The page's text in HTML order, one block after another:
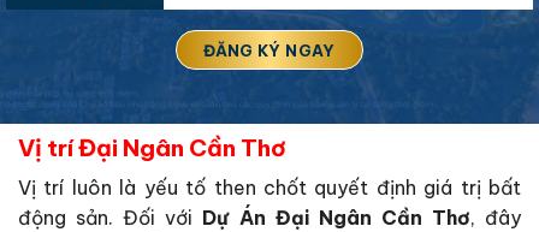
Vị trí Đại Ngân Cần Thơ
Vị trí luôn là yếu tố then chốt quyết định giá trị bất
động sản. Đối với Dự Án Đại Ngân Cần Thơ, đây